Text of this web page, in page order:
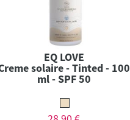
EQ LOVE
solaire - Tinted - 100
ml - SPF 50